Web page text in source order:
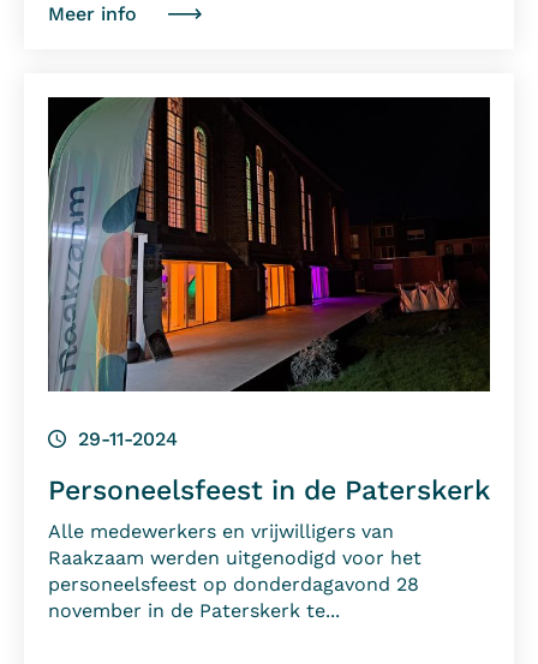
Meer info
29-11-2024
Personeelsfeest in de Paterskerk
Alle medewerkers en vrijwilligers van
Raakzaam werden uitgenodigd voor het
personeelsfeest op donderdagavond 28
november in de Paterskerk te...